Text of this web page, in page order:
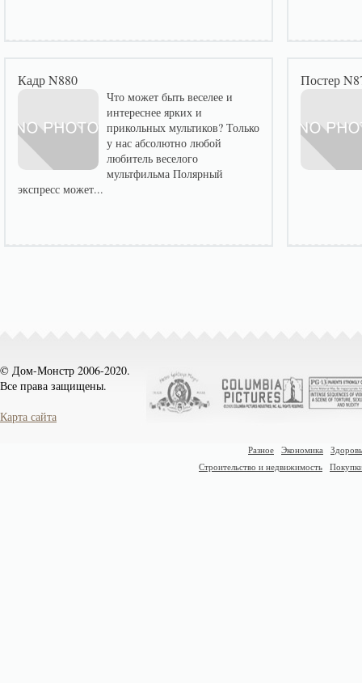
Кадр N880
Что может быть веселее и
интереснее ярких и
прикольных мультиков? Только
у нас абсолютно любой
любитель веселого
мультфильма Полярный
экспресс может...
Постер
© Дом-Монстр 2006-2020.
Все права защищены.
Карта сайта
Разное Экономика
Строительство и недвижимость